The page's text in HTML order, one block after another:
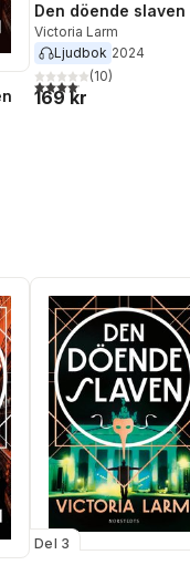
Den döende slaven
Victoria Larm
Ljudbok 2024
4,1utav 5 stjärnor. Totalt
(10)
169 kr
Del 3